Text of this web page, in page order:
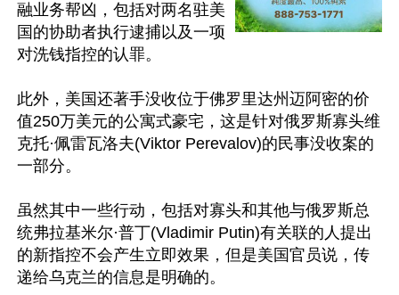
融业务帮凶，包括对两名驻美
国的协助者执行逮捕以及一项
对洗钱指控的认罪。
此外，美国还著手没收位于佛罗里达州迈阿密的价
值250万美元的公寓式豪宅，这是针对俄罗斯寡头维
克托·佩雷瓦洛夫(Viktor Perevalov)的民事没收案的
一部分。
虽然其中一些行动，包括对寡头和其他与俄罗斯总
统弗拉基米尔·普丁(Vladimir Putin)有关联的人提出
的新指控不会产生立即效果，但是美国官员说，传
递给乌克兰的信息是明确的。